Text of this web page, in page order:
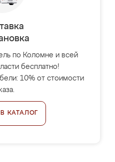
по Коломне и всей
бесплатно!
10% от стоимости
КАТАЛОГ